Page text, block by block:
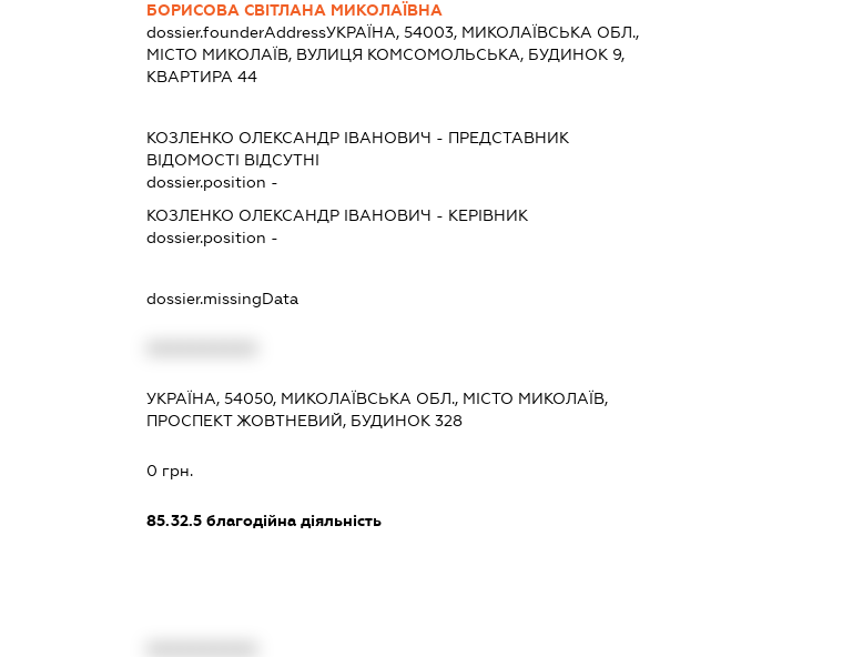
БОРИСОВА СВІТЛАНА МИКОЛАЇВНА
dossier.founderAddressУКРАЇНА, 54003, МИКОЛАЇВСЬКА ОБЛ.,
МІСТО МИКОЛАЇВ, ВУЛИЦЯ КОМСОМОЛЬСЬКА, БУДИНОК 9,
КВАРТИРА 44
КОЗЛЕНКО ОЛЕКСАНДР ІВАНОВИЧ - ПРЕДСТАВНИК
ВІДОМОСТІ ВІДСУТНІ
dossier.position -
КОЗЛЕНКО ОЛЕКСАНДР ІВАНОВИЧ - КЕРІВНИК
dossier.position -
dossier.missingData
УКРАЇНА, 54050, МИКОЛАЇВСЬКА ОБЛ., МІСТО МИКОЛАЇВ,
ПРОСПЕКТ ЖОВТНЕВИЙ, БУДИНОК 328
0 грн.
85.32.5 благодійна діяльність